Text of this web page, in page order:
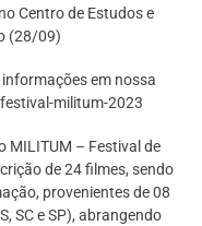
Centro de Estudos e
(28/09)
em nossa
militum-2023
MILITUM – Festival de
de 24 filmes, sendo
provenientes de 08
SC e SP), abrangendo